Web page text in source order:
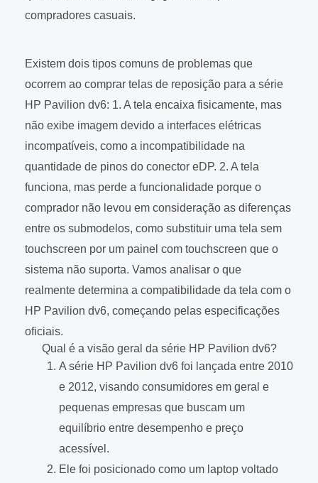
compradores casuais.
Existem dois tipos comuns de problemas que
ocorrem ao comprar telas de reposição para a série
HP Pavilion dv6: 1. A tela encaixa fisicamente, mas
não exibe imagem devido a interfaces elétricas
incompatíveis, como a incompatibilidade na
quantidade de pinos do conector eDP. 2. A tela
funciona, mas perde a funcionalidade porque o
comprador não levou em consideração as diferenças
entre os submodelos, como substituir uma tela sem
touchscreen por um painel com touchscreen que o
sistema não suporta. Vamos analisar o que
realmente determina a compatibilidade da tela com o
HP Pavilion dv6, começando pelas especificações
oficiais.
Qual é a visão geral da série HP Pavilion dv6?
A série HP Pavilion dv6 foi lançada entre 2010
e 2012, visando consumidores em geral e
pequenas empresas que buscam um
equilíbrio entre desempenho e preço
acessível.
Ele foi posicionado como um laptop voltado